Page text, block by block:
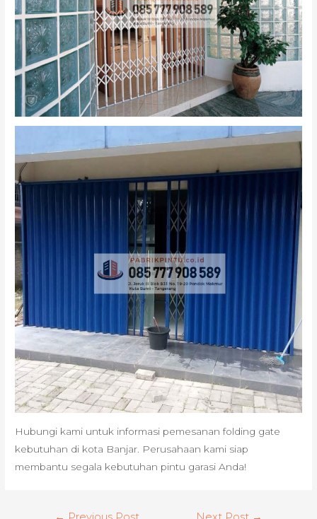
Hubungi kami untuk informasi pemesanan folding gate
kebutuhan di kota Banjar. Perusahaan kami siap
membantu segala kebutuhan pintu garasi Anda!